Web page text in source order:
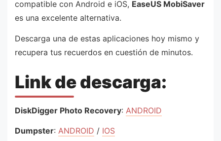
compatible con Android e iOS, EaseUS MobiSaver
es una excelente alternativa.
Descarga una de estas aplicaciones hoy mismo y
recupera tus recuerdos en cuestión de minutos.
Link de descarga:
DiskDigger Photo Recovery: ANDROID
Dumpster: ANDROID / IOS